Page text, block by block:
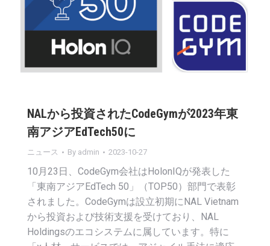
NALから投資されたCodeGymが2023年東
南アジアEdTech50に
ニュース By admin 2023-10-27
10月23日、CodeGym会社はHolonIQが発表した
「東南アジアEdTech 50」（TOP50）部門で表彰
されました。CodeGymは設立初期にNAL Vietnam
から投資および技術支援を受けており、NAL
Holdingsのエコシステムに属しています。特に